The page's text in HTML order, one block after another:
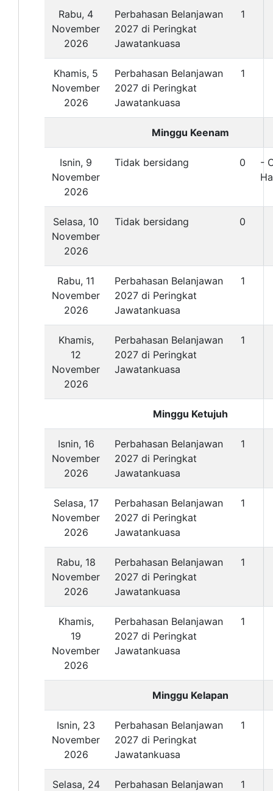
Rabu, 4
November
2026
Perbahasan Belanjawan
2027 di Peringkat
Jawatankuasa
1
Khamis, 5
November
2026
Perbahasan Belanjawan
2027 di Peringkat
Jawatankuasa
1
Minggu Keenam
Isnin, 9
November
2026
Tidak bersidang 0
-
Selasa, 10
November
2026
Tidak bersidang 0
Rabu, 11
November
2026
Perbahasan Belanjawan
2027 di Peringkat
Jawatankuasa
1
Khamis,
12
November
2026
Perbahasan Belanjawan
2027 di Peringkat
Jawatankuasa
1
Minggu Ketujuh
Isnin, 16
November
2026
Perbahasan Belanjawan
2027 di Peringkat
Jawatankuasa
1
Selasa, 17
November
2026
Perbahasan Belanjawan
2027 di Peringkat
Jawatankuasa
1
Rabu, 18
November
2026
Perbahasan Belanjawan
2027 di Peringkat
Jawatankuasa
1
Khamis,
19
November
2026
Perbahasan Belanjawan
2027 di Peringkat
Jawatankuasa
1
Minggu Kelapan
Isnin, 23
November
2026
Perbahasan Belanjawan
2027 di Peringkat
Jawatankuasa
1
Selasa, 24
Perbahasan Belanjawan
1